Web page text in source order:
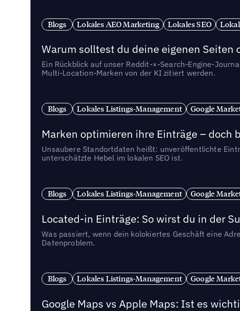
Blogs Lokales AEO Marketing Lokales SEO
Warum solltest du deine eigenen
Ein Rückblick auf unser Reddit-×-Search-Engine-
Multi-Location-Marken von der KI zitiert werden.
Blogs Lokales Listings-Management Google
Marken optimieren ihre Einträge –
Unsaubere Standortdaten heißt: unveröffentlichte
unterschätzte Hebel im lokalen SEO ist.
Blogs Lokales Listings-Management Google
Located-in Einträge: So wirst du in der
Was passiert, wenn dein kolokiertes Geschäft eine
Datenproblem.
Blogs Lokales Listings-Management Google
Google Maps vs Apple Maps: Ist es